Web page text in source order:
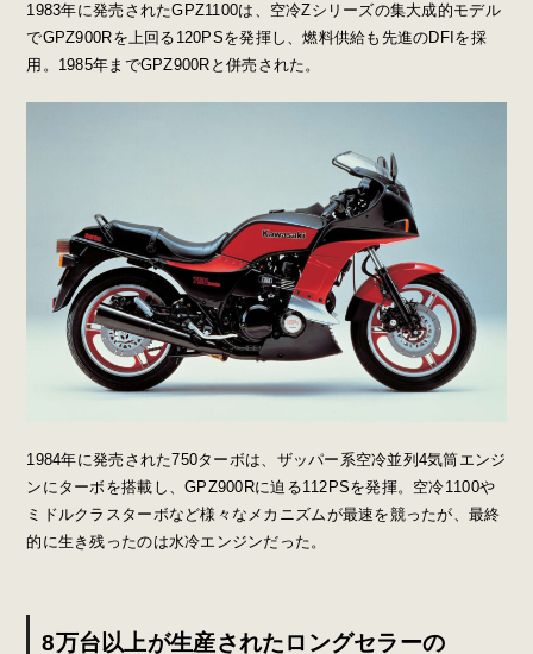
1983年に発売されたGPZ1100は、空冷Zシリーズの集大成的モデル
でGPZ900Rを上回る120PSを発揮し、燃料供給も先進のDFIを採
用。1985年までGPZ900Rと併売された。
1984年に発売された750ターボは、ザッパー系空冷並列4気筒エンジ
ンにターボを搭載し、GPZ900Rに迫る112PSを発揮。空冷1100や
ミドルクラスターボなど様々なメカニズムが最速を競ったが、最終
的に生き残ったのは水冷エンジンだった。
8万台以上が生産されたロングセラーの